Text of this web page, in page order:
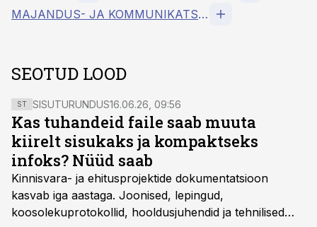
MAJANDUS- JA KOMMUNIKATSIOONIMINISTEERIUM TRAS
SEOTUD LOOD
ST SISUTURUNDUS16.06.26, 09:56
Kas tuhandeid faile saab muuta
kiirelt sisukaks ja kompaktseks
infoks? Nüüd saab
Kinnisvara- ja ehitusprojektide dokumentatsioon
kasvab iga aastaga. Joonised, lepingud,
koosolekuprotokollid, hooldusjuhendid ja tehnilised